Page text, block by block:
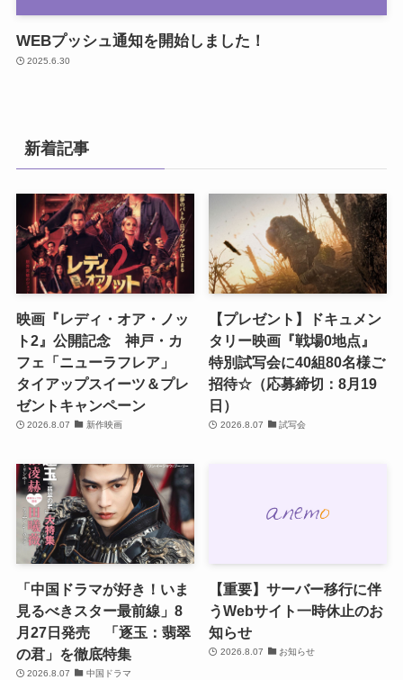
WEBプッシュ通知を開始しました！
2025.6.30
新着記事
映画『レディ・オア・ノッ
ト2』公開記念 神戸・カ
フェ「ニューラフレア」
タイアップスイーツ＆プレ
ゼントキャンペーン
2026.8.07 新作映画
【プレゼント】ドキュメン
タリー映画『戦場0地点』
特別試写会に40組80名様ご
招待☆（応募締切：8月19
日）
2026.8.07 試写会
「中国ドラマが好き！いま
見るべきスター最前線」8
月27日発売 「逐玉：翡翠
の君」を徹底特集
2026.8.07 中国ドラマ
【重要】サーバー移行に伴
うWebサイト一時休止のお
知らせ
2026.8.07 お知らせ